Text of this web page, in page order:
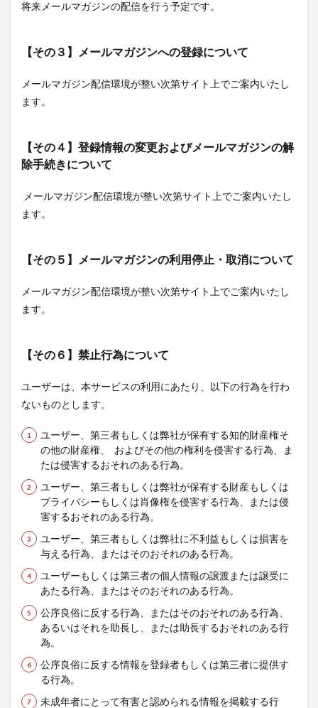
将来メールマガジンの配信を行う予定です。
【その３】メールマガジンへの登録について
メールマガジン配信環境が整い次第サイト上でご案内いたし
ます。
【その４】登録情報の変更およびメールマガジンの解
除手続きについて
メールマガジン配信環境が整い次第サイト上でご案内いたし
ます。
【その５】メールマガジンの利用停止・取消について
メールマガジン配信環境が整い次第サイト上でご案内いたし
ます。
【その６】禁止行為について
ユーザーは、本サービスの利用にあたり、以下の行為を行わ
ないものとします。
ユーザー、第三者もしくは弊社が保有する知的財産権そ
の他の財産権、 およびその他の権利を侵害する行為、ま
たは侵害するおそれのある行為。
ユーザー、第三者もしくは弊社が保有する財産もしくは
プライバシーもしくは肖像権を侵害する行為、または侵
害するおそれのある行為。
ユーザー、第三者もしくは弊社に不利益もしくは損害を
与える行為、またはそのおそれのある行為。
ユーザーもしくは第三者の個人情報の譲渡または譲受に
あたる行為、またはそのおそれのある行為。
公序良俗に反する行為、またはそのおそれのある行為、
あるいはそれを助長し、または助長するおそれのある行
為。
公序良俗に反する情報を登録者もしくは第三者に提供す
る行為。
未成年者にとって有害と認められる情報を掲載する行